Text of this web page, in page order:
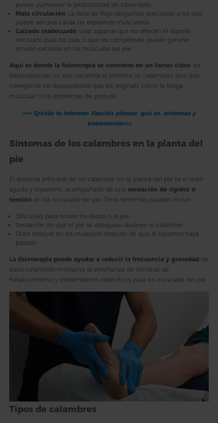
puede aumentar la probabilidad de calambres.
Mala circulación: La falta de flujo sanguíneo adecuado a los pies
puede ser una causa de espasmos musculares.
Calzado inadecuado: Usar zapatos que no ofrecen el soporte
necesario para los pies, o que los comprimen, puede generar
tensión excesiva en los músculos del pie.
Aquí es donde la fisioterapia se convierte en un factor clave: los
fisioterapeutas no solo tratamos el síntoma (el calambre), sino que
corregimos los desequilibrios que los originan, como la fatiga
muscular o los problemas de postura.
>>> Quizás te interese: Fascitis plantar, qué es, síntomas y
tratamiento<<<
Síntomas de los calambres en la planta del
pie
El síntoma principal de un calambre en la planta del pie es el dolor
agudo y repentino, acompañado de una sensación de rigidez o
tensión en los músculos del pie. Otros síntomas pueden incluir:
Dificultad para mover los dedos o el pie.
Sensación de que el pie se «bloquea» durante el calambre.
Dolor residual en los músculos después de que el espasmo haya
pasado.
La fisioterapia puede ayudar a reducir la frecuencia y gravedad de
estos calambres mediante la enseñanza de técnicas de
fortalecimiento y estiramientos específicos para los músculos del pie.
Tipos de calambres